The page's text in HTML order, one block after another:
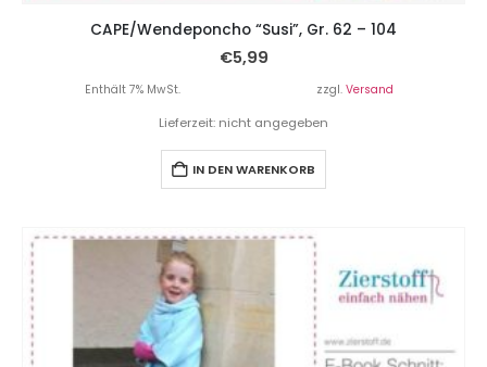
CAPE/Wendeponcho “Susi”, Gr. 62 – 104
€5,99
Enthält 7% MwSt. zzgl. Versand
Lieferzeit: nicht angegeben
IN DEN WARENKORB